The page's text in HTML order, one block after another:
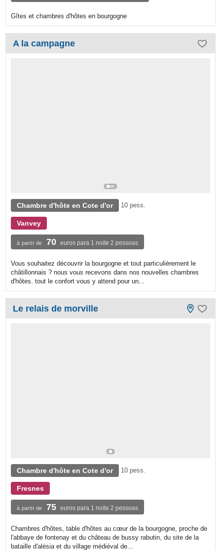
Gîtes et chambres d'hôtes en bourgogne
A la campagne
Chambre d'hôte en Cote d'or 10 pess.
Vanvey
à partir de 70 euros para 1 noite 2 pessoas
Vous souhaitez découvrir la bourgogne et tout particulièrement le
châtillonnais ? nous vous recevons dans nos nouvelles chambres
d'hôtes. tout le confort vous y attend pour un...
Le relais de morville
Chambre d'hôte en Cote d'or 10 pess.
Fresnes
à partir de 75 euros para 1 noite 2 pessoas
Chambres d'hôtes, table d'hôtes au cœur de la bourgogne, proche de
l'abbaye de fontenay et du château de bussy rabutin, du site de la
bataille d'alésia et du village médiéval de...